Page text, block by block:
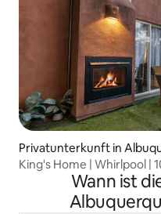
Privatunterkunft in
King's Home | Whirlpool |
Wann ist